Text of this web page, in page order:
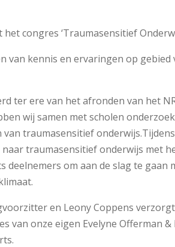
congres ‘Traumasensitief
van kennis en ervaringen op
ter ere van het afronden van het
wij samen met scholen
traumasensitief
traumasensitief onderwijs met
deelnemers om aan de slag te gaan
en Leony Coppens
van onze eigen Evelyne Offerman